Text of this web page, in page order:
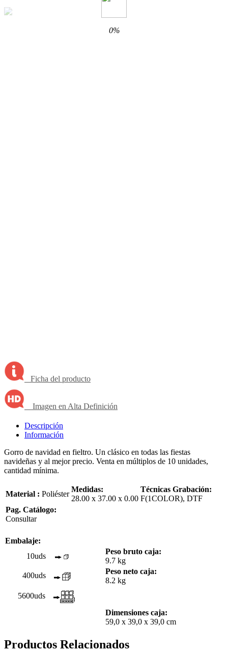
Ficha del producto
Imagen en Alta Definición
Descripción
Información
Gorro de navidad en fieltro. Un clásico en todas las fiestas
navideñas y al mejor precio. Venta en múltiplos de 10 unidades,
cantidad mínima.
Material : Poliéster
Medidas:
28.00 x 37.00 x 0.00
Técnicas Grabación:
F(1COLOR), DTF
Pag. Catálogo:
Consultar
Embalaje:
10uds
Peso bruto caja:
9.7 kg
400uds
Peso neto caja:
8.2 kg
5600uds
Dimensiones caja:
59,0 x 39,0 x 39,0 cm
Productos Relacionados